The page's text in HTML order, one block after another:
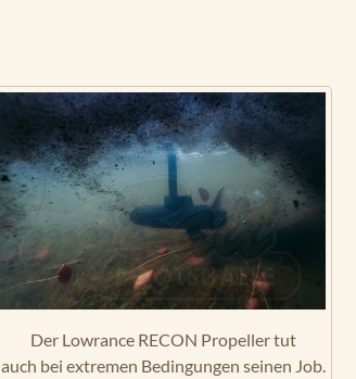
Der Lowrance RECON Propeller tut
auch bei extremen Bedingungen seinen Job.